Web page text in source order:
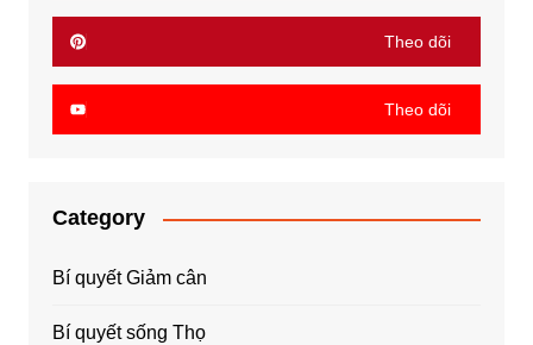
Theo dõi
Theo dõi
Category
Bí quyết Giảm cân
Bí quyết sống Thọ